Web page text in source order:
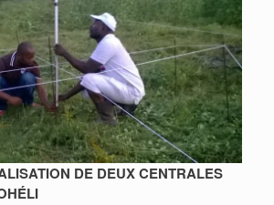
DE DEUX CENTRALES